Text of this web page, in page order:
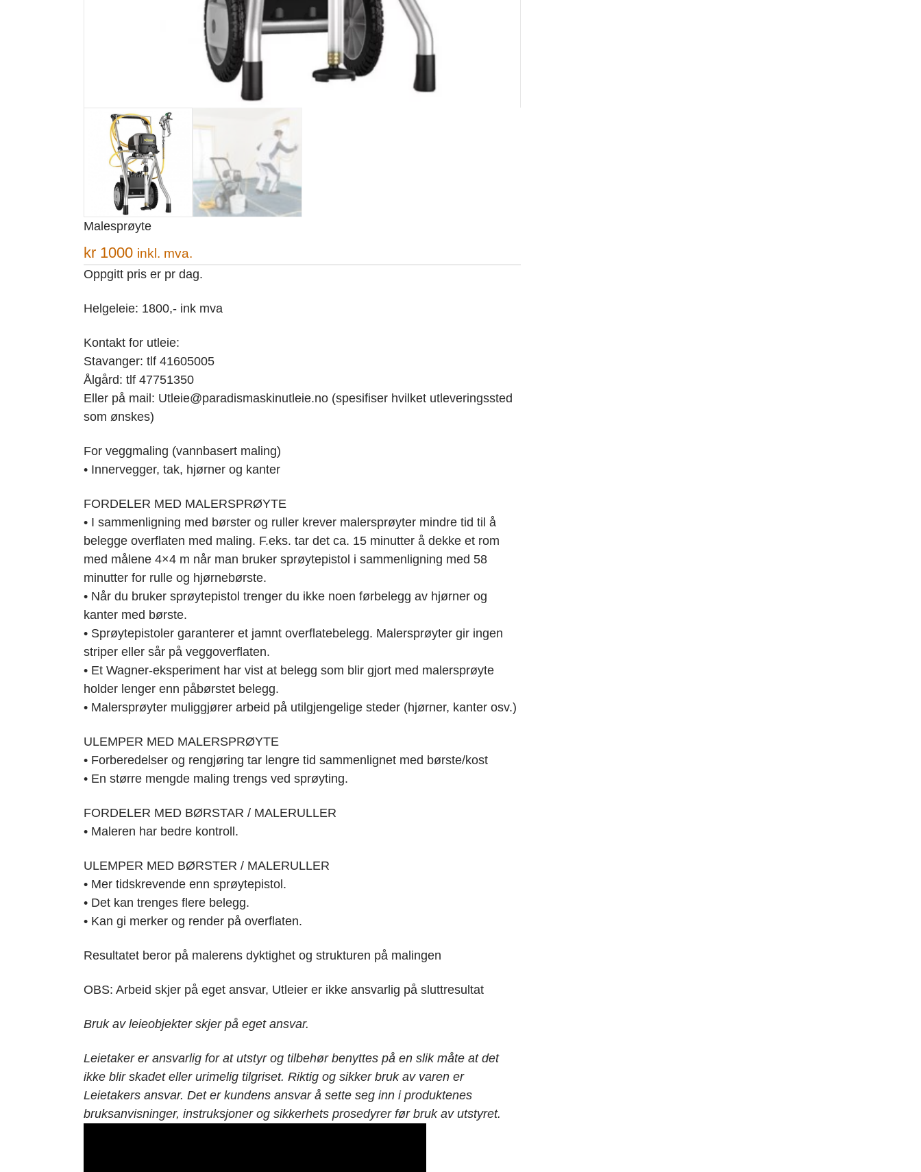
Malesprøyte
kr 1000 inkl. mva.
Oppgitt pris er pr dag.
Helgeleie: 1800,- ink mva
Kontakt for utleie:
Stavanger: tlf 41605005
Ålgård: tlf 47751350
Eller på mail: Utleie@paradismaskinutleie.no (spesifiser hvilket utleveringssted
som ønskes)
For veggmaling (vannbasert maling)
• Innervegger, tak, hjørner og kanter
FORDELER MED MALERSPRØYTE
• I sammenligning med børster og ruller krever malersprøyter mindre tid til å
belegge overflaten med maling. F.eks. tar det ca. 15 minutter å dekke et rom
med målene 4×4 m når man bruker sprøytepistol i sammenligning med 58
minutter for rulle og hjørnebørste.
• Når du bruker sprøytepistol trenger du ikke noen førbelegg av hjørner og
kanter med børste.
• Sprøytepistoler garanterer et jamnt overflatebelegg. Malersprøyter gir ingen
striper eller sår på veggoverflaten.
• Et Wagner-eksperiment har vist at belegg som blir gjort med malersprøyte
holder lenger enn påbørstet belegg.
• Malersprøyter muliggjører arbeid på utilgjengelige steder (hjørner, kanter osv.)
ULEMPER MED MALERSPRØYTE
• Forberedelser og rengjøring tar lengre tid sammenlignet med børste/kost
• En større mengde maling trengs ved sprøyting.
FORDELER MED BØRSTAR / MALERULLER
• Maleren har bedre kontroll.
ULEMPER MED BØRSTER / MALERULLER
• Mer tidskrevende enn sprøytepistol.
• Det kan trenges flere belegg.
• Kan gi merker og render på overflaten.
Resultatet beror på malerens dyktighet og strukturen på malingen
OBS: Arbeid skjer på eget ansvar, Utleier er ikke ansvarlig på sluttresultat
Bruk av leieobjekter skjer på eget ansvar.
Leietaker er ansvarlig for at utstyr og tilbehør benyttes på en slik måte at det
ikke blir skadet eller urimelig tilgriset. Riktig og sikker bruk av varen er
Leietakers ansvar. Det er kundens ansvar å sette seg inn i produktenes
bruksanvisninger, instruksjoner og sikkerhets prosedyrer før bruk av utstyret.